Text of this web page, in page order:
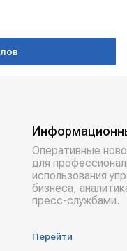
Оперативные
для
использования
бизнеса,
пресс-службами.
Перейти